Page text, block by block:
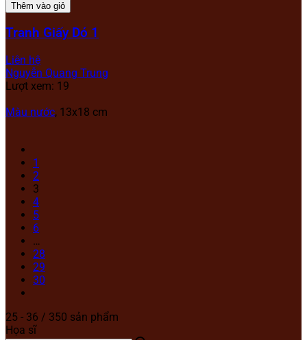
Thêm vào giỏ
Tranh Giấy Dó 1
Liên hệ
Nguyễn Quang Trung
Lượt xem: 19
Màu nước, 13x18 cm
1
2
3
4
5
6
…
28
29
30
25 - 36 / 350 sản phẩm
Họa sĩ